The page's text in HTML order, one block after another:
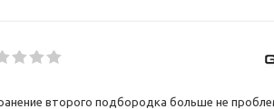
второго подбородка больше не